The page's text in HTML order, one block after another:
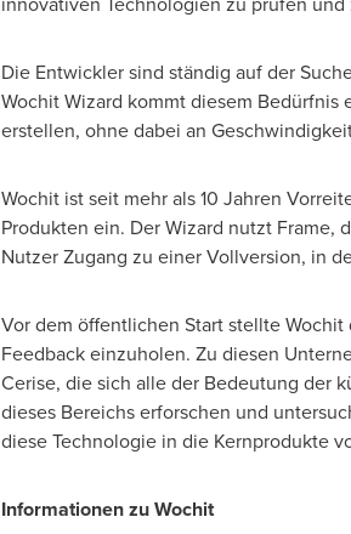
Die Entwickler sind ständig auf der
Wochit Wizard kommt diesem
erstellen, ohne dabei an
Wochit ist seit mehr als 10 Jahren
Produkten ein. Der Wizard nutzt Frame,
Nutzer Zugang zu einer Vollversion, in
Vor dem öffentlichen Start stellte
Feedback einzuholen. Zu diesen
Cerise, die sich alle der Bedeutung der
dieses Bereichs erforschen und
diese Technologie in die Kernprodukte
Informationen zu Wochit